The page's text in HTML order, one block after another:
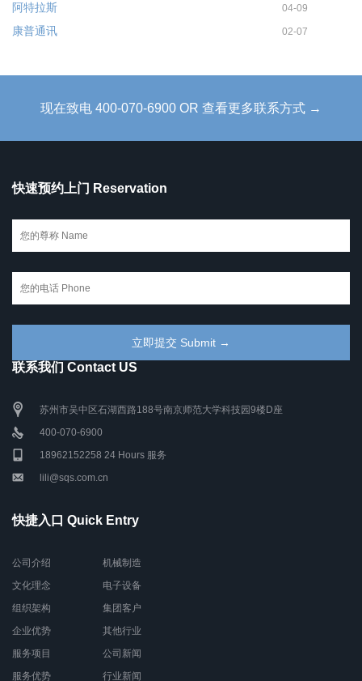
阿特拉斯 04-09
康普通讯 02-07
现在致电 400-070-6900 OR 查看更多联系方式 →
快速预约上门 Reservation
联系我们 Contact US
苏州市吴中区石湖西路188号南京师范大学科技园9楼D座
400-070-6900
18962152258 24 Hours 服务
lili@sqs.com.cn
快捷入口 Quick Entry
公司介绍
文化理念
组织架构
企业优势
服务项目
服务优势
机械制造
电子设备
集团客户
其他行业
公司新闻
行业新闻